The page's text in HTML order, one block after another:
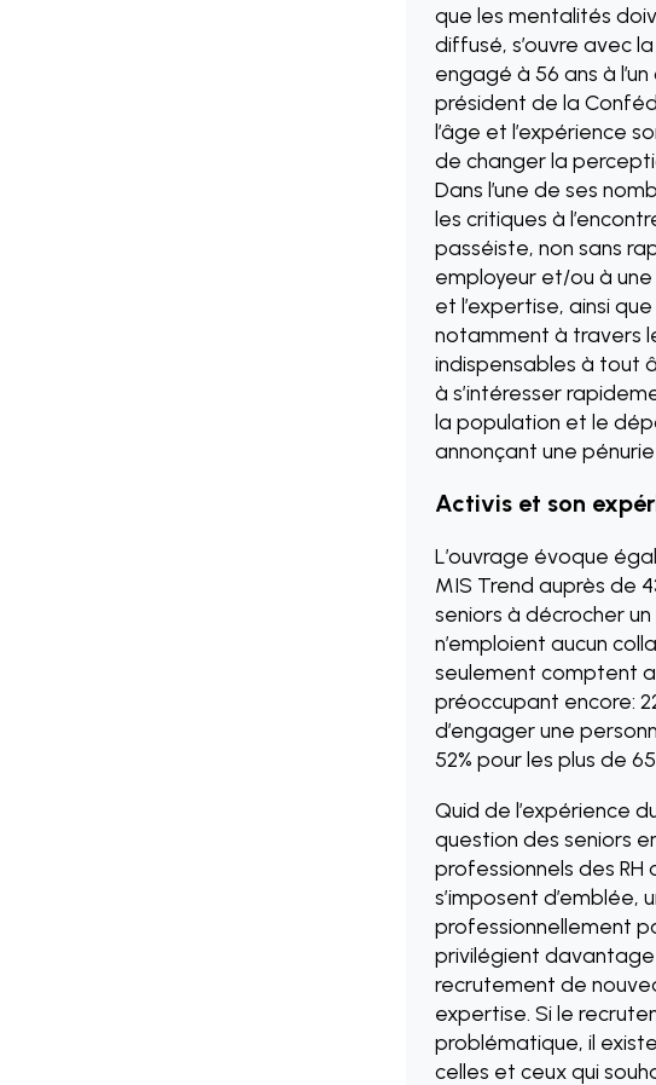
que les mentalités
diffusé, s’ouvre avec
engagé à 56 ans à
président de la
l’âge et l’expérience
de changer la
Dans l’une de ses
les critiques à
passéiste, non sans
employeur et/ou à
et l’expertise, ainsi
notamment à travers
indispensables à tout
à s’intéresser
la population et le
annonçant une
Activis et son
L’ouvrage évoque
MIS Trend auprès de
seniors à décrocher
n’emploient aucun
seulement comptent
préoccupant encore:
d’engager une
52% pour les plus de
Quid de l’expérience
question des seniors
professionnels des
s’imposent d’emblée,
professionnellement
privilégient
recrutement de
expertise. Si le
problématique, il
celles et ceux qui